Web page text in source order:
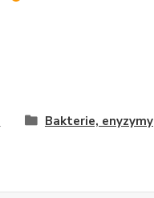
Bakterie, enyzymy